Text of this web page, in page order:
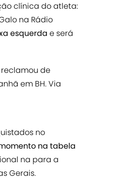
clínica do atleta:
na Rádio
esquerda e será
reclamou de
em BH. Via
no
na tabela
na para a
Gerais.